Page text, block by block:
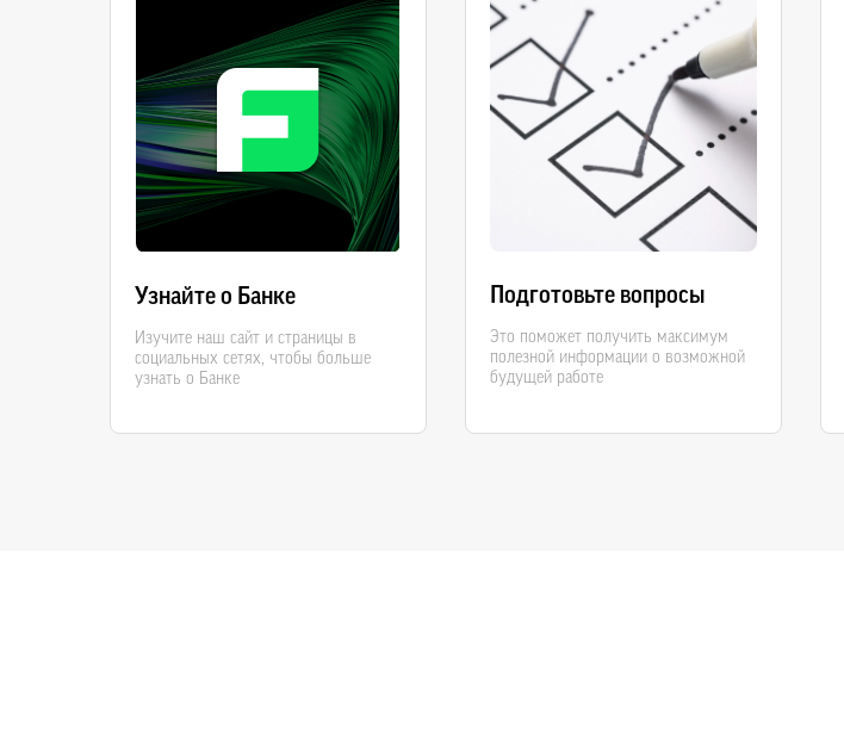
Узнайте о Банке
Изучите наш сайт и страницы в
социальных сетях, чтобы больше
узнать о Банке
Подготовьте вопросы
Это поможет получить максимум
полезной информации о возможной
будущей работе